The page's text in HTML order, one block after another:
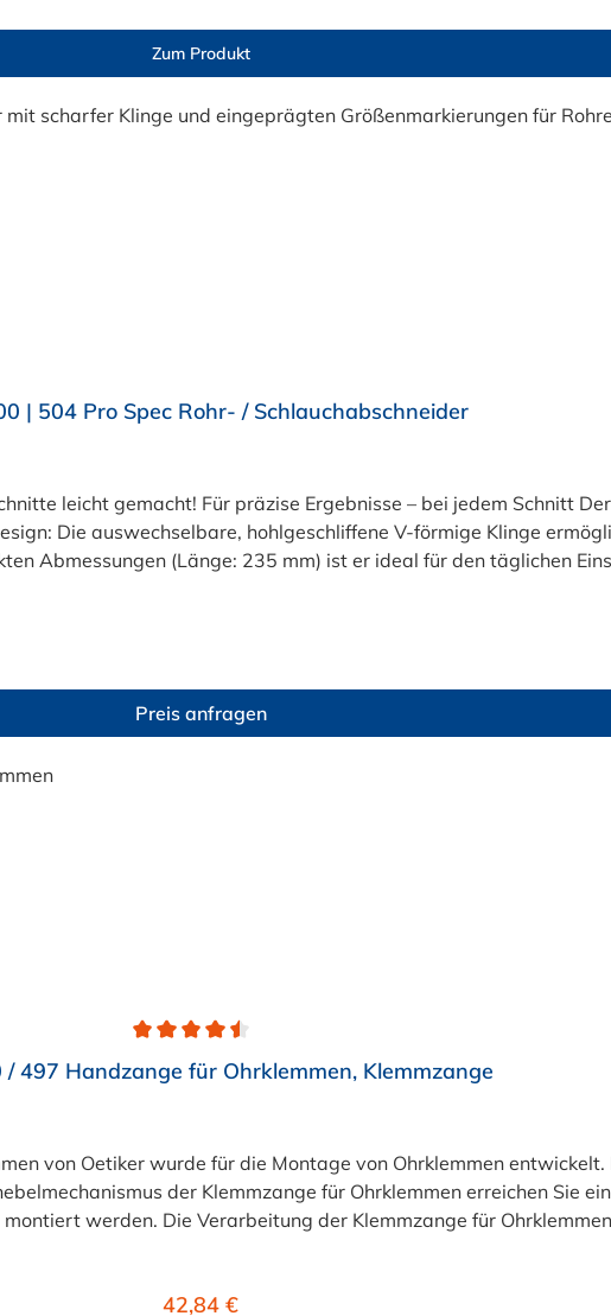
Sie jetzt bequem online im Schellen-Shop. Ihre Arbeit wird
Zum Produkt
| 504 Pro Spec Rohr- / Schlauchabschneider
leicht gemacht! Für präzise Ergebnisse – bei jedem Schnitt
Die auswechselbare, hohlgeschliffene V-förmige Klinge
Abmessungen (Länge: 235 mm) ist er ideal für den täglichen
Shop bestellen! Bestellen Sie jetzt den HTC 500 | 504 Pro
bequem online bei Schellen-Shop und sichern Sie sich höchste
Preis anfragen
/ 497 Handzange für Ohrklemmen, Klemmzange
von Oetiker wurde für die Montage von Ohrklemmen
der Klemmzange für Ohrklemmen erreichen Sie
werden. Die Verarbeitung der Klemmzange für
Regulärer Preis:
42,84 €